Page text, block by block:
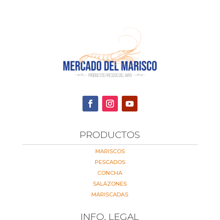
PRODUCTOS
MARISCOS
PESCADOS
CONCHA
SALAZONES
MARISCADAS
INFO. LEGAL